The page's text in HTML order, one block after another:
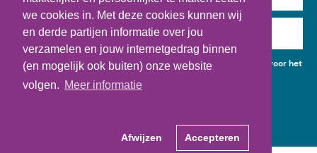
we cookies in. Met deze cookies kunnen wij
en derde partijen informatie over jou
verzamelen en jouw internetgedrag binnen
(en mogelijk ook buiten) onze website
volgen. Meer informatie
Afwijzen Accepteren
E-mail
Ik geef toestemming voor het gebruik van mijn gegevens voor het